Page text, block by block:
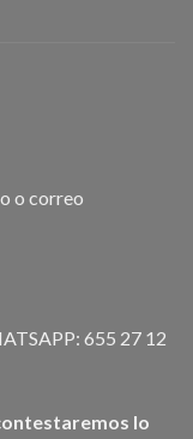
o correo
655 27 12
lo